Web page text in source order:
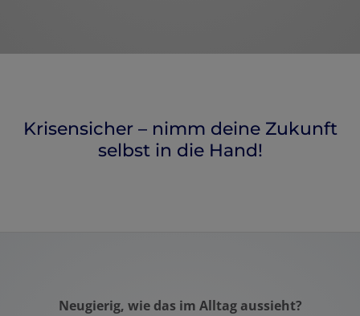
Krisensicher – nimm deine Zukunft
selbst in die Hand!
Neugierig, wie das im Alltag aussieht?